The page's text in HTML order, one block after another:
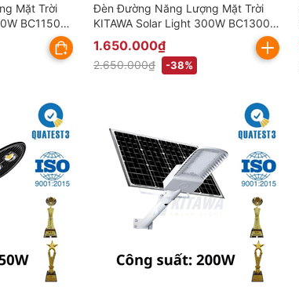
Mặt Trời
BC1150
Đèn Đường Năng Lượng Mặt Trời
KITAWA Solar Light 300W BC1300
(Đã bao gồm VAT)
1.650.000₫
2.650.000₫ -38%